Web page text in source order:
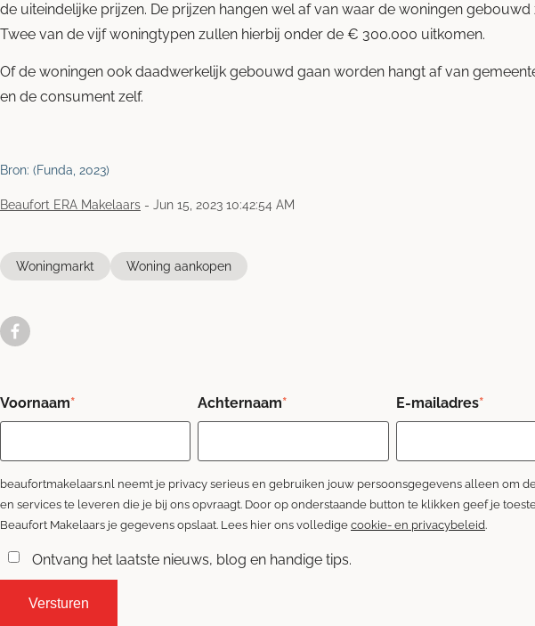
de uiteindelijke prijzen. De prijzen hangen wel af van waar de woningen
Twee van de vijf woningtypen zullen hierbij onder de € 300.000 uitkomen.
Of de woningen ook daadwerkelijk gebouwd gaan worden hangt af van
en de consument zelf.
Bron: (Funda, 2023)
Beaufort ERA Makelaars - Jun 15, 2023 10:42:54 AM
Woningmarkt Woning aankopen
Voornaam* Achternaam* E-mailadres*
beaufortmakelaars.nl neemt je privacy serieus en gebruiken jouw persoonsgegevens alleen om
en services te leveren die je bij ons opvraagt. Door op onderstaande button te klikken geef je
Beaufort Makelaars je gegevens opslaat. Lees hier ons volledige cookie- en privacybeleid.
Ontvang het laatste nieuws, blog en handige tips.